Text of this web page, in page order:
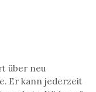
über neu
Er kann jederzeit